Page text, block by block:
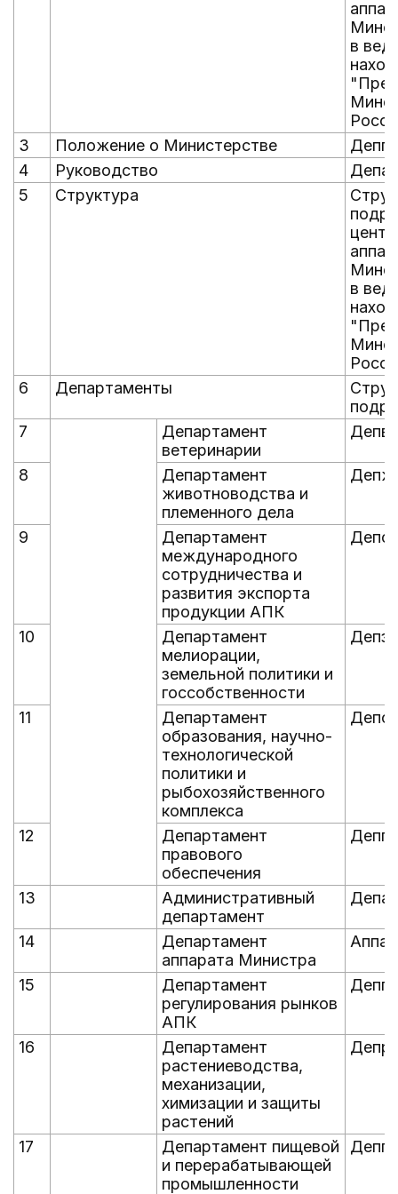
в
3
Положение о Министерстве
4
Руководство
5
Структура
в
6
Департаменты
7
Департамент
ветеринарии
8
Департамент
животноводства и
племенного дела
9
Департамент
международного
сотрудничества и
развития экспорта
продукции АПК
10
Департамент
мелиорации,
земельной политики и
госсобственности
11
Департамент
образования, научно-
технологической
политики и
рыбохозяйственного
комплекса
12
Департамент
правового
обеспечения
13
Административный
департамент
14
Департамент
аппарата Министра
15
Департамент
регулирования рынков
АПК
16
Департамент
растениеводства,
механизации,
химизации и защиты
растений
17
Департамент пищевой
и перерабатывающей
промышленности